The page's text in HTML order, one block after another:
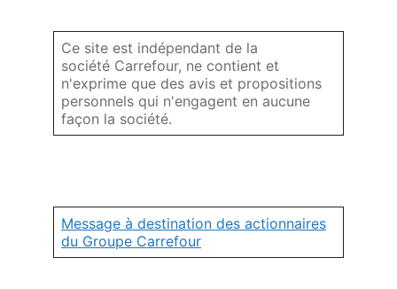
Ce site est indépendant de la
société Carrefour, ne contient et
n'exprime que des avis et propositions
personnels qui n'engagent en aucune
façon la société.
Message à destination des actionnaires
du Groupe Carrefour